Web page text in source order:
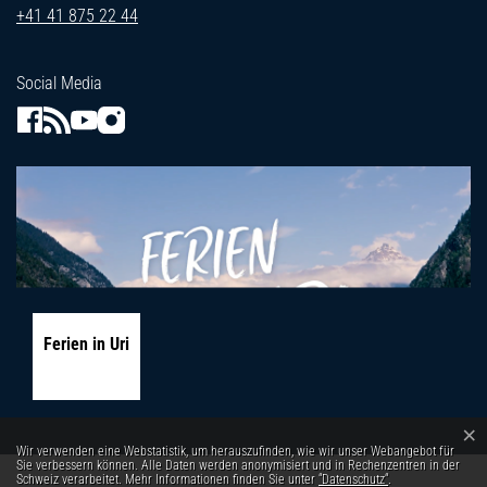
+41 41 875 22 44
Social Media
Ferien in Uri
Webstatistik
Wir verwenden eine Webstatistik, um herauszufinden, wie wir unser Webangebot für
Sie verbessern können. Alle Daten werden anonymisiert und in Rechenzentren in der
Schweiz verarbeitet. Mehr Informationen finden Sie unter “Datenschutz“.
×